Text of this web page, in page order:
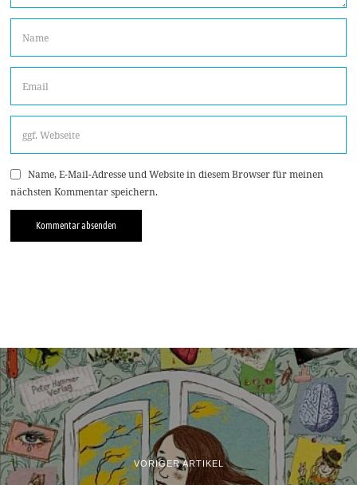
Name, E-Mail-Adresse und Website in diesem Browser für meinen
nächsten Kommentar speichern.
VORIGER ARTIKEL